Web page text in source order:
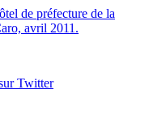
de préfecture de la
avril 2011.